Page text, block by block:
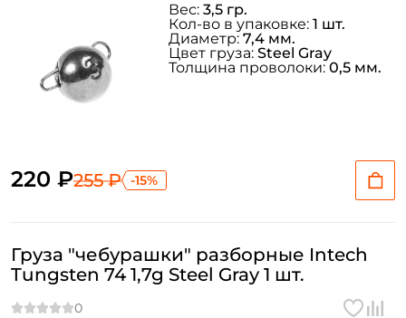
220 ₽255 ₽ -15%
Вес: 3,5 гр.
Кол-во в упаковке: 1 шт.
Диаметр: 7,4 мм.
Цвет груза: Steel Gray
Толщина проволоки: 0,5 мм.
Груза "чебурашки" разборные Intech
Tungsten 74 1,7g Steel Gray 1 шт.